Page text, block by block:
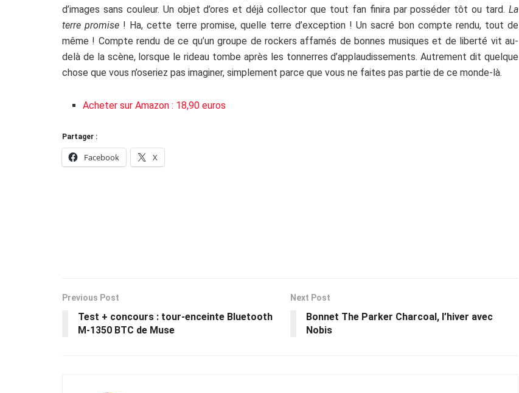
d’images sans couleur. Un objet d’ores et déjà collector que tout fan finira par posséder tôt ou tard. La
terre promise ! Ha, cette terre promise, quelle terre d’exception ! Un sacré bon compte rendu, tout de
même ! Compte rendu de ce qu’un groupe de rockers affamés de bonnes musiques et de liberté vit au-
delà de la scène, lorsque le rideau tombe après les tonnerres d’applaudissements. Autrement dit quelque
chose que vous n’oseriez pas imaginer, simplement parce que vous ne faites pas partie de ce monde-là.
Acheter sur Amazon : 18,90 euros
Partager :
Facebook X
Previous Post
Test + concours : tour-enceinte Bluetooth
M-1350 BTC de Muse
Next Post
Bonnet The Parker Charcoal, l’hiver avec
Nobis